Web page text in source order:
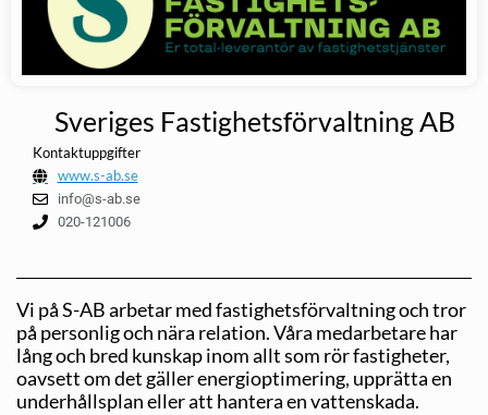
Sveriges Fastighetsförvaltning AB
Kontaktuppgifter
www.s-ab.se
info@s-ab.se
020-121006
Vi på S-AB arbetar med fastighetsförvaltning och tror
på personlig och nära relation. Våra medarbetare har
lång och bred kunskap inom allt som rör fastigheter,
oavsett om det gäller energioptimering, upprätta en
underhållsplan eller att hantera en vattenskada.